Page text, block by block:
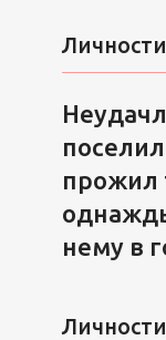
Личности
прожил
нему в
Личности